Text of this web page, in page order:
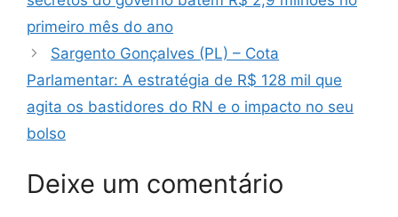
primeiro mês do ano
Sargento Gonçalves (PL) – Cota
Parlamentar: A estratégia de R$ 128 mil que
agita os bastidores do RN e o impacto no seu
bolso
Deixe um comentário